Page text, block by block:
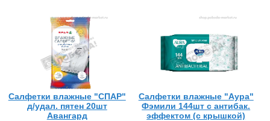
Салфетки влажные "СПАР"
д/удал. пятен 20шт
Авангард
Салфетки влажные "Аура"
Фэмили 144шт с антибак.
эффектом (с крышкой)